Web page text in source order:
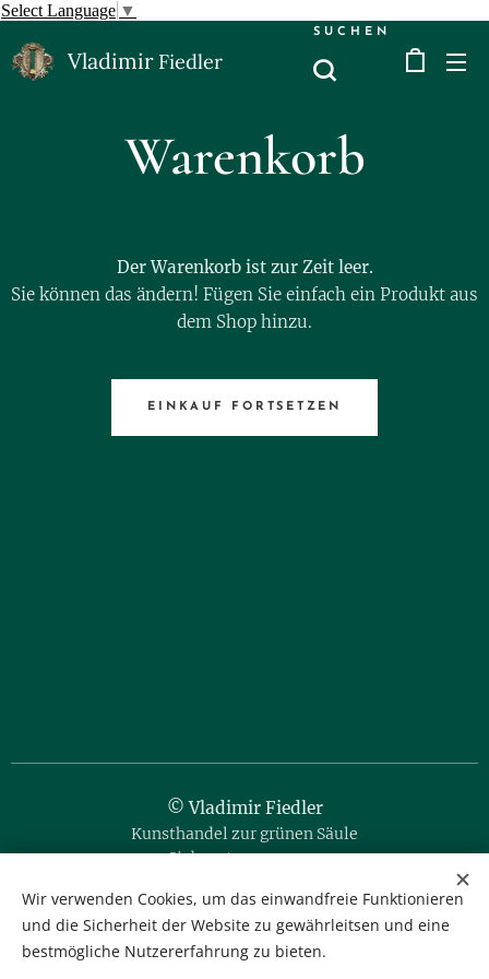
Select Language ▼
Vladimir Fiedler
SUCHEN
Warenkorb
Der Warenkorb ist zur Zeit leer.
Sie können das ändern! Fügen Sie einfach ein Produkt aus
dem Shop hinzu.
EINKAUF FORTSETZEN
© Vladimir Fiedler
Kunsthandel zur grünen Säule
Siebensterngasse 20
Tel. & Fax: +43 1 523 35 80
Mobil: +43 664 35 666 76
Wir verwenden Cookies, um das einwandfreie Funktionieren
und die Sicherheit der Website zu gewährleitsen und eine
bestmögliche Nutzererfahrung zu bieten.